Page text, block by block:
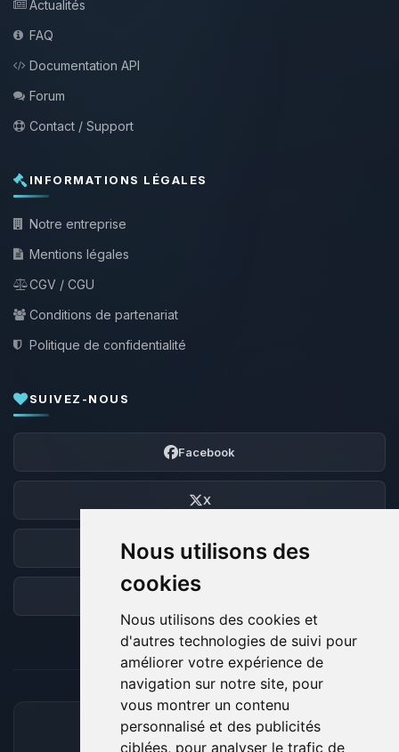
Nous utilisons des
cookies
Nous utilisons des cookies et
d'autres technologies de suivi pour
améliorer votre expérience de
navigation sur notre site, pour
vous montrer un contenu
personnalisé et des publicités
ciblées, pour analyser le trafic de
Actualités
FAQ
Documentation API
Forum
Contact / Support
INFORMATIONS LÉGALES
Notre entreprise
Mentions légales
CGV / CGU
Conditions de partenariat
Politique de confidentialité
SUIVEZ-NOUS
Facebook
X
Discord
Forum
MOYENS DE PAIEMENT ACCEPTÉS